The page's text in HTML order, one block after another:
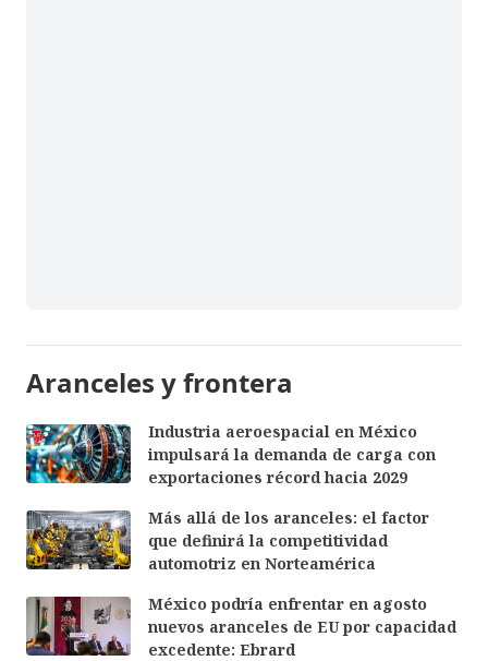
Aranceles y frontera
Industria aeroespacial en México
impulsará la demanda de carga con
exportaciones récord hacia 2029
Más allá de los aranceles: el factor
que definirá la competitividad
automotriz en Norteamérica
México podría enfrentar en agosto
nuevos aranceles de EU por capacidad
excedente: Ebrard